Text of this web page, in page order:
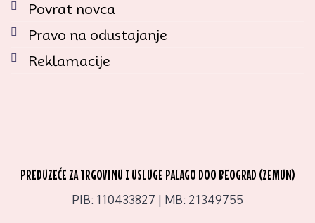
Povrat novca
Pravo na odustajanje
Reklamacije
PREDUZEĆE ZA TRGOVINU I USLUGE PALAGO DOO BEOGRAD (ZEMUN)
PIB: 110433827 | MB: 21349755